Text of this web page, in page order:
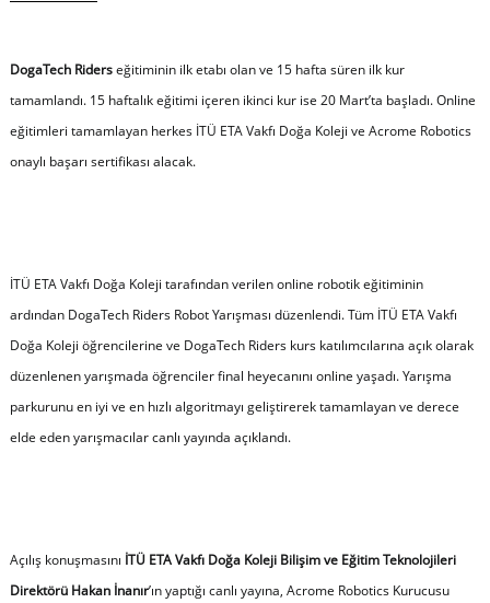
DogaTech Riderseğitiminin ilk etabı olan ve 15 hafta süren ilk kur
tamamlandı. 15 haftalık eğitimi içeren ikinci kur ise 20 Mart’ta başladı. Online
eğitimleri tamamlayan herkes İTÜ ETA Vakfı Doğa Koleji ve Acrome Robotics
onaylı başarı sertifikası alacak.
İTÜ ETA Vakfı Doğa Koleji tarafından verilen online robotik eğitiminin
ardından DogaTech Riders Robot Yarışması düzenlendi. Tüm İTÜ ETA Vakfı
Doğa Koleji öğrencilerine ve DogaTech Riders kurs katılımcılarına açık olarak
düzenlenen yarışmada öğrenciler final heyecanını online yaşadı. Yarışma
parkurunu en iyi ve en hızlı algoritmayı geliştirerek tamamlayan ve derece
elde eden yarışmacılar canlı yayında açıklandı.
Açılış konuşmasını İTÜ ETA Vakfı Doğa Koleji Bilişim ve Eğitim Teknolojileri
Direktörü Hakan İnanır’ın yaptığı canlı yayına, Acrome Robotics Kurucusu